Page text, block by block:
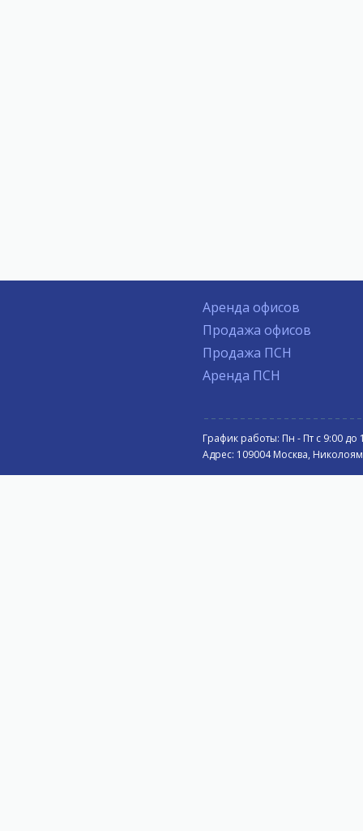
Аренда офисов
Продажа офисов
Продажа ПСН
Аренда ПСН
График работы: Пн - Пт с 9:00 до
Адрес: 109004 Москва,